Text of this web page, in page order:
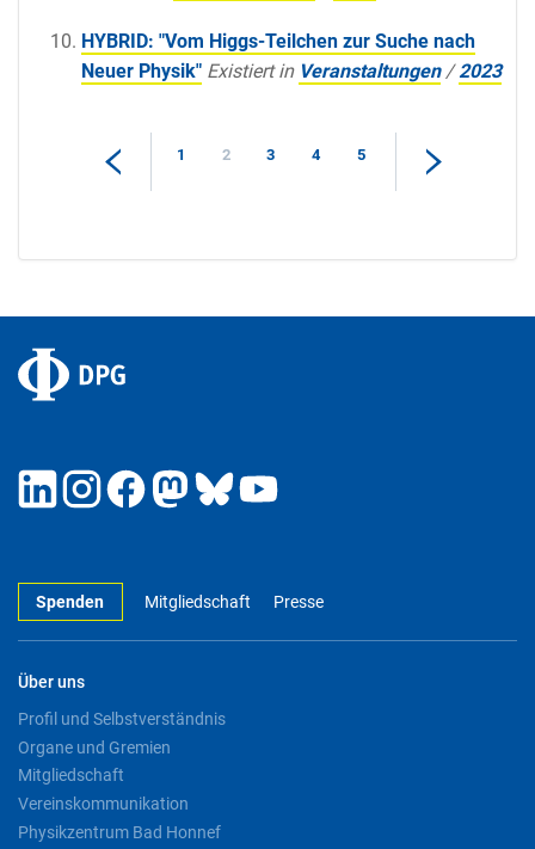
HYBRID: "Vom Higgs-Teilchen zur Suche nach
Neuer Physik" Existiert in Veranstaltungen /2023
1 2 3 4 5
Spenden Mitgliedschaft Presse
Über uns
Profil und Selbstverständnis
Organe und Gremien
Mitgliedschaft
Vereinskommunikation
Physikzentrum Bad Honnef